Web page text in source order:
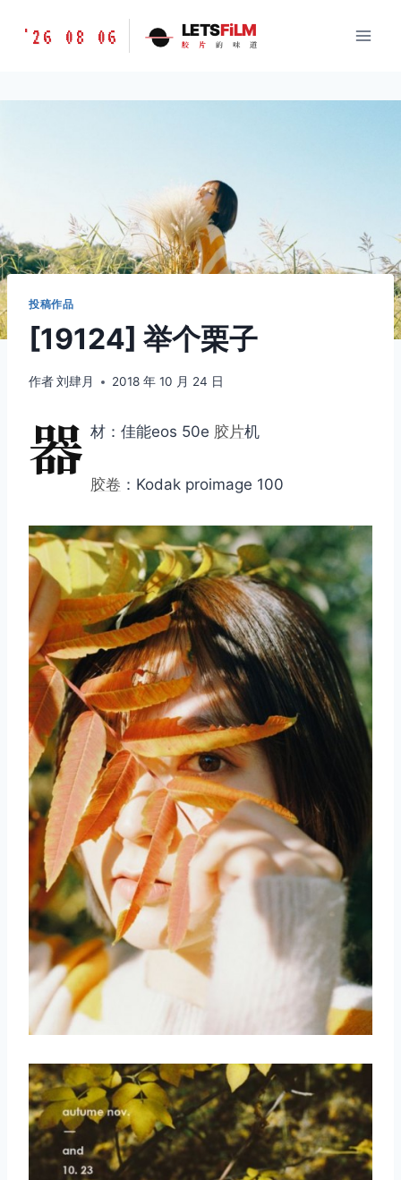
胶
味
'26 08 06 LETSFiLM
胶 片 的 味 道
投稿作品
[19124] 举个栗子
作者刘肆月 2018 年 10 月 24 日
器 材：佳能eos 50e 胶片机
胶卷 ：Kodak proimage 100